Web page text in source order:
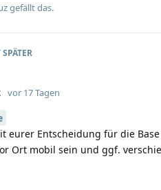
gefällt das.
SPÄTER
vor 17 Tagen
eurer Entscheidung für die
Ort mobil sein und ggf.